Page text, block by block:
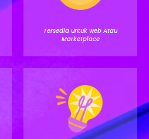
Tersedia untuk web Atau
Marketplace